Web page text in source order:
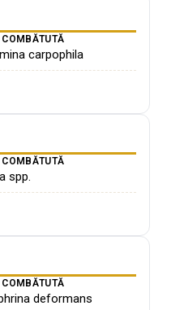
carpophila
spp.
deformans